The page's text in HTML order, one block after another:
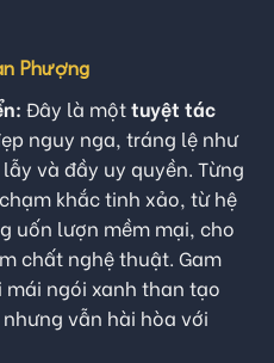
Phượng
Đây là mộttuyệt tác
nguy nga, tráng lệ như
và đầy uy quyền. Từng
khắc tinh xảo, từ hệ
uốn lượn mềm mại, cho
chất nghệ thuật. Gam
ngói xanh than tạo
vẫn hài hòa với